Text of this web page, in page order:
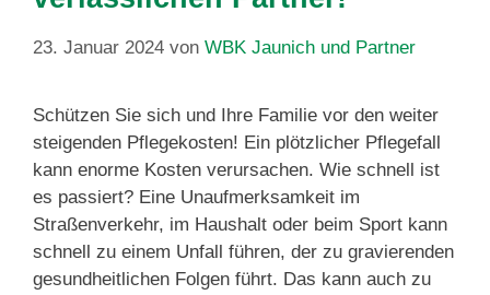
23. Januar 2024 von WBK Jaunich und Partner
Schützen Sie sich und Ihre Familie vor den weiter
steigenden Pflegekosten! Ein plötzlicher Pflegefall
kann enorme Kosten verursachen. Wie schnell ist
es passiert? Eine Unaufmerksamkeit im
Straßenverkehr, im Haushalt oder beim Sport kann
schnell zu einem Unfall führen, der zu gravierenden
gesundheitlichen Folgen führt. Das kann auch zu